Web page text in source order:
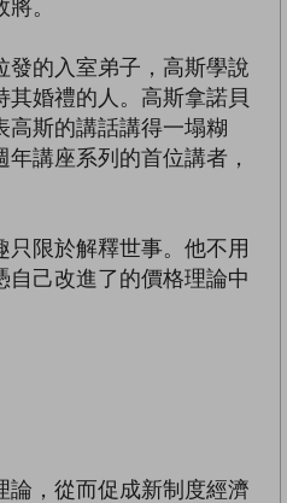
。
發的入室弟子，高斯學說
其婚禮的人。高斯拿諾貝
高斯的講話講得一塌糊
講座系列的首位講者，
限於解釋世事。他不用
自己改進了的價格理論中
論，從而促成新制度經濟